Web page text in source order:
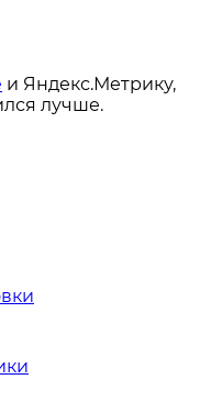
и Яндекс.Метрику,
лучше.